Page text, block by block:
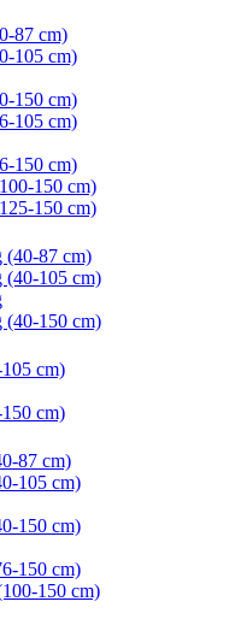
87 cm)
105 cm)
150 cm)
105 cm)
150 cm)
150 cm)
150 cm)
(40-87 cm)
(40-105 cm)
(40-150 cm)
cm)
cm)
87 cm)
105 cm)
150 cm)
150 cm)
150 cm)